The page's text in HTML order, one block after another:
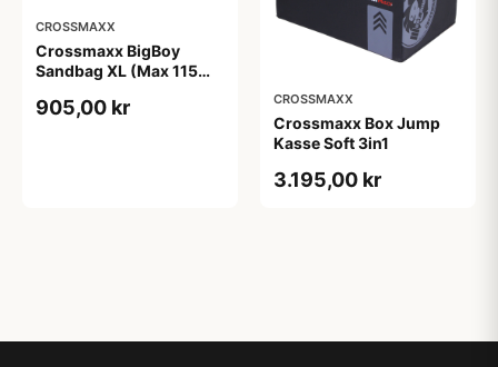
CROSSMAXX
Crossmaxx BigBoy
Sandbag XL (Max 115
905,00 kr CROSSMAXX
Crossmaxx Box Jump
Kasse Soft 3in1
3.195,00 kr